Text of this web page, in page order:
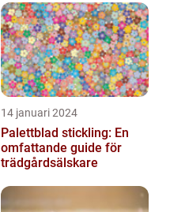
14 januari 2024
Palettblad stickling: En
omfattande guide för
trädgårdsälskare